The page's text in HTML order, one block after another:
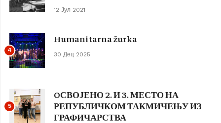
12 Јул 2021
4
Humanitarna žurka
30 Дец 2025
5
OСВОЈЕНО 2. И 3. МЕСТО НА
РЕПУБЛИЧКОМ ТАКМИЧЕЊУ ИЗ
ГРАФИЧАРСТВА